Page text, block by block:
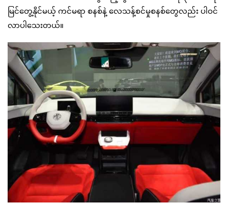
မြင်တွေ့နိုင်မယ့် ကင်မရာ စနစ်နဲ့ လေသန့်စင်မှုစနစ်တွေလည်း ပါဝင်
လာပါသေးတယ်။